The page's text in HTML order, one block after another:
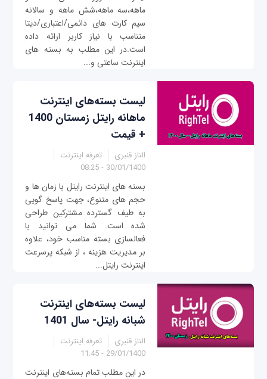
ماهه،سه ماهه،شش ماهه و سالانه
سیم کارت های دائمی/اعتباری/دیتا
متناسب با نیاز کاربر ارائه داده
است.در این مطلب به بسته های
اینترنت ساعتی و...
لیست بسته‌های اینترنت
ماهانه رایتل زمستان 1400
+ قیمت
الناز قنبری
تعرفه اینترنت
30/01/1400 - 08:25
بسته های اینترنت رایتل با زمان ها و
حجم های متنوع، جهت پاسخ گویی
به طیف گسترده مشترکین طراحی
شده است. شما می توانید با
فعالسازی بسته مناسب خود، علاوه
بر مدیریت هزینه ، از شبکه پرسرعت
اینترنت رایتل...
لیست بسته‌های اینترنت
شبانه رایتل- سال 1401
الناز قنبری
تعرفه اینترنت
29/01/1400 - 11:45
در این مطلب تمام بسته‌های اینترنت